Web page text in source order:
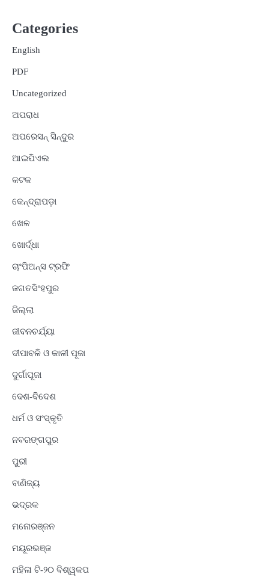
Categories
English
PDF
Uncategorized
ଅପରାଧ
ଅପରେସନ୍ ସିନ୍ଦୁର
ଆଇପିଏଲ
କଟକ
କେନ୍ଦ୍ରାପଡ଼ା
ଖେଳ
ଖୋର୍ଦ୍ଧା
ଚାଂପିଅନ୍ସ ଟ୍ରଫି
ଜଗତସିଂହପୁର
ଜିଲ୍ଲା
ଜୀବନଚର୍ଯ୍ୟା
ଦୀପାବଳି ଓ କାଳୀ ପୂଜା
ଦୁର୍ଗାପୂଜା
ଦେଶ-ବିଦେଶ
ଧର୍ମ ଓ ସଂସ୍କୃତି
ନବରଙ୍ଗପୁର
ପୁରୀ
ବାଣିଜ୍ୟ
ଭଦ୍ରକ
ମନୋରଞ୍ଜନ
ମୟୂରଭଞ୍ଜ
ମହିଳା ଟି-୨୦ ବିଶ୍ୱକପ